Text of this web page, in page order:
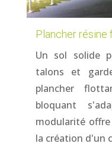
Plancher résine
Un sol solide
talons et
plancher
bloquant
modularité
la création d'un